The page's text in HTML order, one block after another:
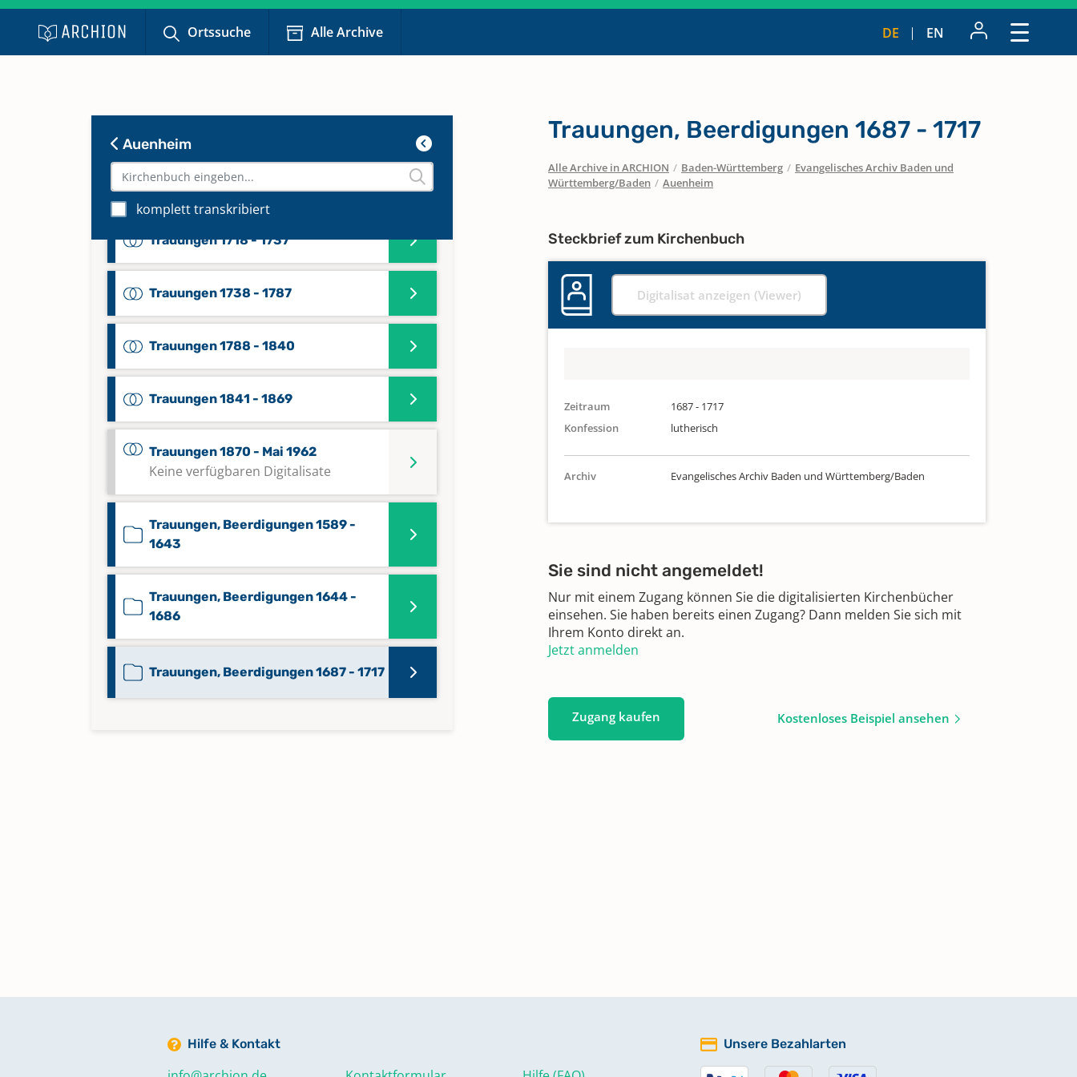
Ortssuche Alle Archive DE EN
Auenheim
komplett transkribiert
Keine verfügbaren Digitalisate
Taufen, Trauungen 1561,1562 - 1588
Trauungen 1718 - 1737
Trauungen 1738 - 1787
Trauungen 1788 - 1840
Trauungen 1841 - 1869
Trauungen 1870 - Mai 1962
Keine verfügbaren Digitalisate
Trauungen, Beerdigungen 1589 -
1643
Trauungen, Beerdigungen 1644 -
1686
Trauungen, Beerdigungen 1687 - 1717
Trauungen, Beerdigungen 1687 - 1717
Alle Archive in ARCHION / Baden-Württemberg / Evangelisches Archiv Baden und
Württemberg/Baden / Auenheim
Steckbrief zum Kirchenbuch
Digitalisat anzeigen (Viewer)
Zeitraum
1687 - 1717
Konfession
lutherisch
Archiv Evangelisches Archiv Baden und Württemberg/Baden
Sie sind nicht angemeldet!
Nur mit einem Zugang können Sie die digitalisierten Kirchenbücher
einsehen. Sie haben bereits einen Zugang? Dann melden Sie sich mit
Ihrem Konto direkt an.
Jetzt anmelden
Zugang kaufen Kostenloses Beispiel ansehen
Hilfe & Kontakt Unsere Bezahlarten